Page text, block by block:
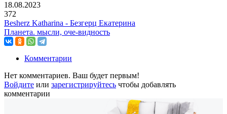
18.08.2023
372
Besherz Katharina - Безгерц Екатерина
Планета. мысли, оче-видность
Комментарии
Нет комментариев. Ваш будет первым!
Войдите или зарегистрируйтесь чтобы добавлять
комментарии